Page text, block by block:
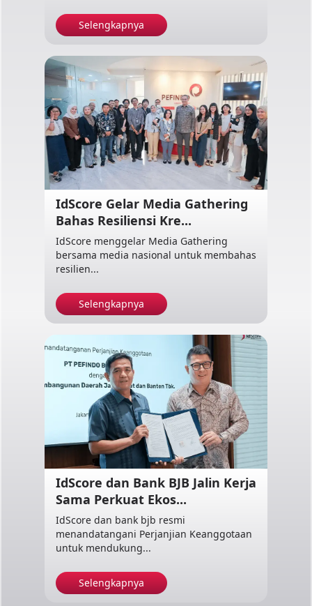
Selengkapnya
IdScore Gelar Media Gathering
Bahas Resiliensi Kre...
IdScore menggelar Media Gathering
bersama media nasional untuk membahas
resilien...
Selengkapnya
IdScore dan Bank BJB Jalin Kerja
Sama Perkuat Ekos...
IdScore dan bank bjb resmi
menandatangani Perjanjian Keanggotaan
untuk mendukung...
Selengkapnya